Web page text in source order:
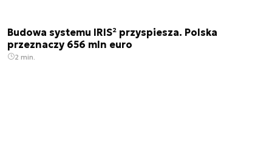
Budowa systemu IRIS² przyspiesza. Polska
przeznaczy 656 mln euro
2 min.